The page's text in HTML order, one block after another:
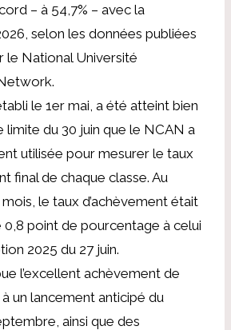
– à 54,7% – avec la
selon les données publiées
le National Université
le 1er mai, a été atteint bien
limite du 30 juin que le NCAN a
utilisée pour mesurer le taux
final de chaque classe. Au
le taux d’achèvement était
0,8 point de pourcentage à celui
2025 du 27 juin.
l’excellent achèvement de
un lancement anticipé du
ainsi que des